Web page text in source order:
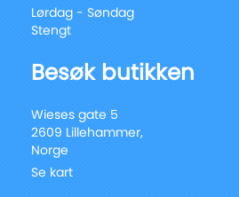
Lørdag - Søndag
Stengt
Besøk butikken
Wieses gate 5
2609 Lillehammer,
Norge
Se kart